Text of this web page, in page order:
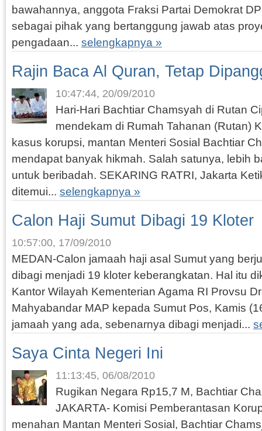
bawahannya, anggota Fraksi Partai Demokrat
sebagai pihak yang bertanggung jawab atas
pengadaan... selengkapnya »
Rajin Baca Al Quran, Tetap
10:47:44, 20/09/2010
Hari-Hari Bachtiar Chamsyah di Rutan
mendekam di Rumah Tahanan (Rutan)
kasus korupsi, mantan Menteri Sosial Bachtiar
mendapat banyak hikmah. Salah satunya, lebih
untuk beribadah. SEKARING RATRI, Jakarta
ditemui... selengkapnya »
Calon Haji Sumut Dibagi 19 Kloter
10:57:00, 17/09/2010
MEDAN-Calon jamaah haji asal Sumut yang
dibagi menjadi 19 kloter keberangkatan. Hal itu
Kantor Wilayah Kementerian Agama RI Provsu
Mahyabandar MAP kepada Sumut Pos, Kamis
jamaah yang ada, sebenarnya dibagi menjadi...
Saya Cinta Negeri Ini
11:13:45, 06/08/2010
Rugikan Negara Rp15,7 M, Bachtiar
JAKARTA- Komisi Pemberantasan
menahan Mantan Menteri Sosial, Bachtiar